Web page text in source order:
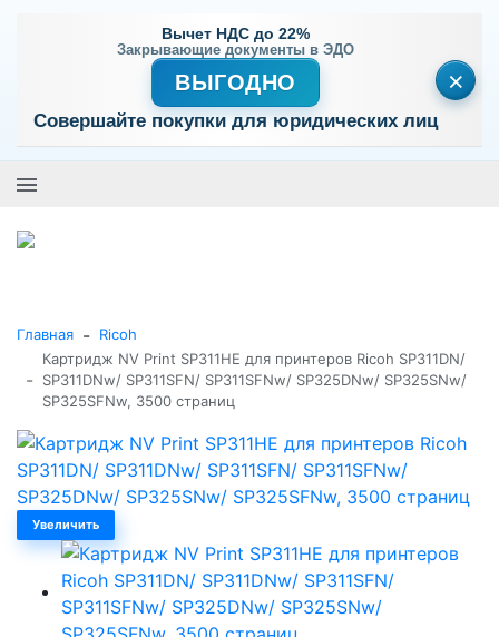
Вычет НДС до 22%
Закрывающие документы в ЭДО
ВЫГОДНО
Совершайте покупки для юридических лиц
×
Главная - Ricoh
-
Картридж NV Print SP311HE для принтеров Ricoh SP311DN/
SP311DNw/ SP311SFN/ SP311SFNw/ SP325DNw/ SP325SNw/
SP325SFNw, 3500 страниц
Увеличить